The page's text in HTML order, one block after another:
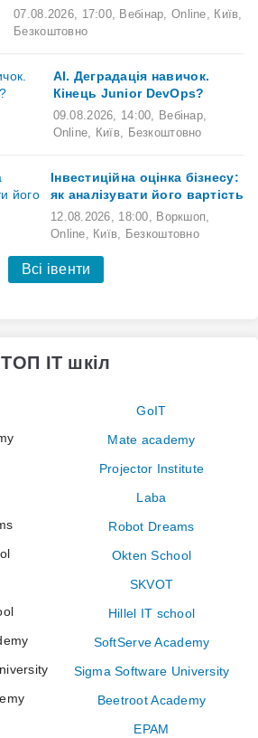
07.08.2026, 17:00, Вебінар, Online, Київ,
Безкоштовно
AI. Деградація навичок.
Кінець Junior DevOps?
09.08.2026, 14:00, Вебінар,
Online, Київ, Безкоштовно
Інвестиційна оцінка бізнесу:
як аналізувати його вартість
12.08.2026, 18:00, Воркшоп,
Online, Київ, Безкоштовно
Всі івенти
ТОП IT шкіл
GoIT
Mate academy
Projector Institute
Laba
Robot Dreams
Okten School
SKVOT
Hillel IT school
SoftServe Academy
Sigma Software University
Beetroot Academy
EPAM